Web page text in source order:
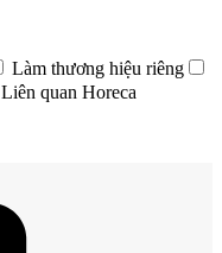
Làm thương hiệu riêng
Liên quan Horeca